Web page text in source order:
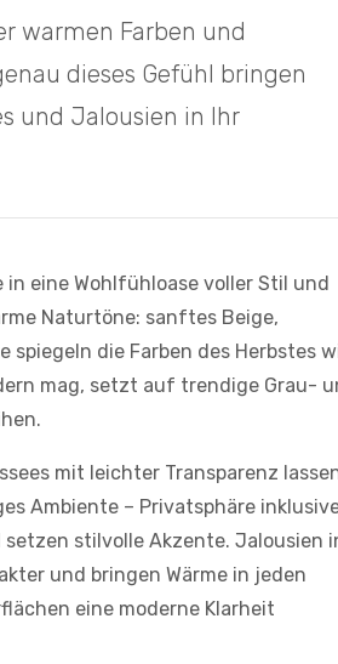
warmen Farben und
dieses Gefühl bringen
und Jalousien in Ihr
in eine Wohlfühloase voller Stil und
Naturtöne: sanftes Beige,
spiegeln die Farben des Herbstes
mag, setzt auf trendige Grau-
mit leichter Transparenz
Ambiente – Privatsphäre
stilvolle Akzente. Jalousien
und bringen Wärme in jeden
eine moderne Klarheit